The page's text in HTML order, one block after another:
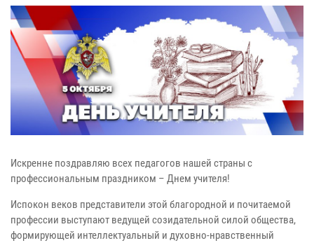
Искренне поздравляю всех педагогов нашей страны с
профессиональным праздником – Днем учителя!
Испокон веков представители этой благородной и почитаемой
профессии выступают ведущей созидательной силой общества,
формирующей интеллектуальный и духовно-нравственный